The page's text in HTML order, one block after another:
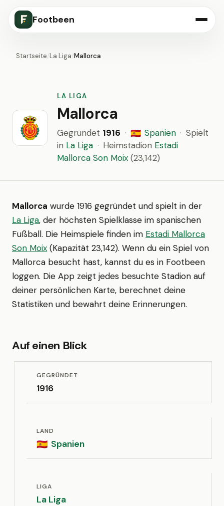
Footbeen
Startseite/La Liga/Mallorca
LA LIGA
Mallorca
Gegründet 1916 · 🇪🇸 Spanien · Spielt
in La Liga · Heimstadion Estadi
Mallorca Son Moix (23,142)
Mallorca wurde 1916 gegründet und spielt in der
La Liga, der höchsten Spielklasse im spanischen
Fußball. Die Heimspiele finden im Estadi Mallorca
Son Moix (Kapazität 23,142). Wenn du ein Spiel von
Mallorca besucht hast, kannst du es in Footbeen
loggen. Die App zeigt jedes besuchte Stadion auf
deiner persönlichen Karte, berechnet deine
Statistiken und bewahrt deine Erinnerungen.
Auf einen Blick
GEGRÜNDET
1916
LAND
🇪🇸 Spanien
LIGA
La Liga